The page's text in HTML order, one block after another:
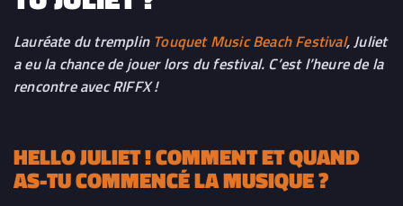
Lauréate du tremplin Touquet Music Beach Festival, Juliet
a eu la chance de jouer lors du festival. C’est l’heure de la
rencontre avec RIFFX !
HELLO JULIET ! COMMENT ET QUAND
AS-TU COMMENCÉ LA MUSIQUE ?